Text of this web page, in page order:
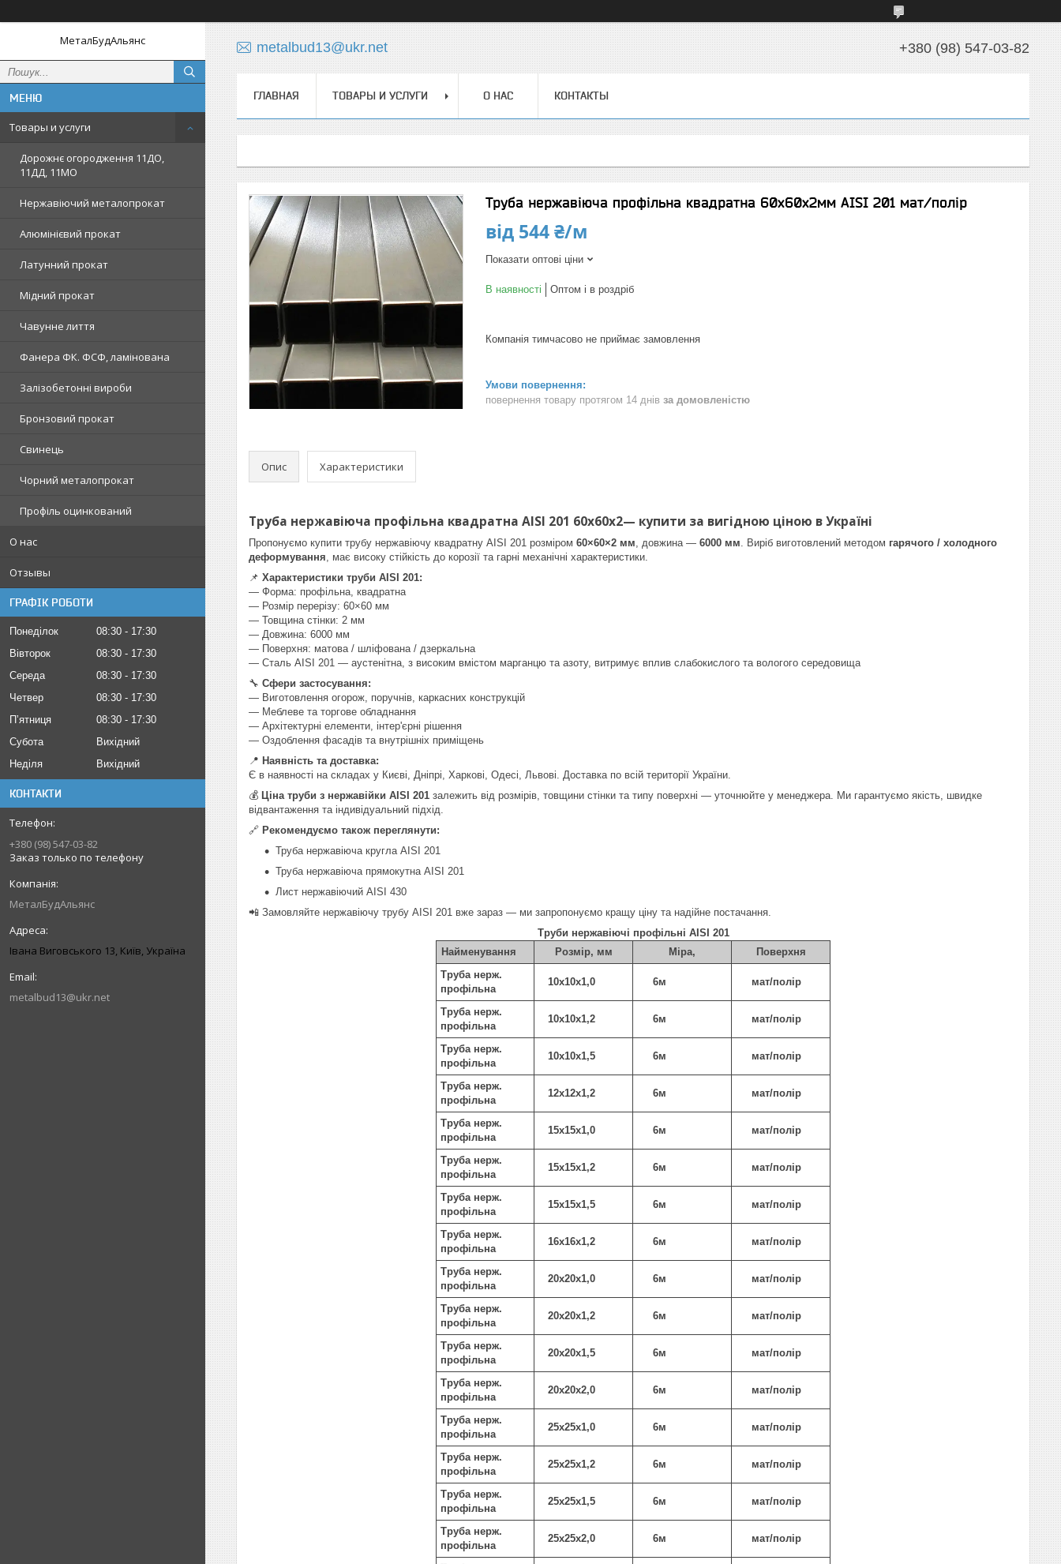
МеталБудАльянс
Товары и услуги
Дорожнє огородження 11ДО,
11ДД, 11МО
Нержавіючий металопрокат
Алюмінієвий прокат
Латунний прокат
Мідний прокат
Чавунне лиття
Фанера ФК. ФСФ, ламінована
Залізобетонні вироби
Бронзовий прокат
Свинець
Чорний металопрокат
Профіль оцинкований
О нас
Отзывы
ГРАФІК РОБОТИ
Понеділок 08:30
17:30
Вівторок
08:30
17:30
Середа
08:30
17:30
Четвер
08:30
17:30
Пʼятниця
08:30
17:30
Субота
Вихідний
Неділя
Вихідний
КОНТАКТИ
+380 (98) 547-03-82
Заказ только по телефону
МеталБудАльянс
Івана Виговського 13, Київ, Україна
metalbud13@ukr.net
metalbud13@ukr.net +380 (98) 547-03-82
ГЛАВНАЯ ТОВАРЫ И УСЛУГИ О НАС КОНТАКТЫ
Труба нержавіюча профільна квадратна 60х60х2мм AISI 201 мат/полір
від 544 ₴/м
Показати оптові ціни
В наявності Оптом і в роздріб
Компанія тимчасово не приймає замовлення
повернення товару протягом 14 днів за домовленістю
Опис Характеристики
Труба нержавіюча профільна квадратна AISI 201 60х60х2— купити за вигідною ціною в Україні
Пропонуємо купити трубу нержавіючу квадратну AISI 201 розміром 60×60×2 мм, довжина — 6000 мм. Виріб виготовлений методом гарячого / холодного
деформування, має високу стійкість до корозії та гарні механічні характеристики.
📌 Характеристики труби AISI 201:
— Форма: профільна, квадратна
— Розмір перерізу: 60×60 мм
— Товщина стінки: 2 мм
— Довжина: 6000 мм
— Поверхня: матова / шліфована / дзеркальна
— Сталь AISI 201 — аустенітна, з високим вмістом марганцю та азоту, витримує вплив слабокислого та вологого середовища
🔧 Сфери застосування:
— Виготовлення огорож, поручнів, каркасних конструкцій
— Меблеве та торгове обладнання
— Архітектурні елементи, інтер'єрні рішення
— Оздоблення фасадів та внутрішніх приміщень
📍 Наявність та доставка:
Є в наявності на складах у Києві, Дніпрі, Харкові, Одесі, Львові. Доставка по всій території України.
💰 Ціна труби з нержавійки AISI 201 залежить від розмірів, товщини стінки та типу поверхні — уточнюйте у менеджера. Ми гарантуємо якість, швидке
відвантаження та індивідуальний підхід.
🔗 Рекомендуємо також переглянути:
Труба нержавіюча кругла AISI 201
Труба нержавіюча прямокутна AISI 201
Лист нержавіючий AISI 430
📲 Замовляйте нержавіючу трубу AISI 201 вже зараз — ми запропонуємо кращу ціну та надійне постачання.
Труби нержавіючі профільні AISI 201
Найменування
Розмір, мм Міра,
Поверхня
Труба нерж.
профільна
10х10х1,0 6м мат/полір
Труба нерж.
профільна
10х10х1,2 6м мат/полір
Труба нерж.
профільна
10х10х1,5 6м мат/полір
Труба нерж.
профільна
12х12х1,2 6м мат/полір
Труба нерж.
профільна
15х15х1,0 6м мат/полір
Труба нерж.
профільна
15х15х1,2 6м мат/полір
Труба нерж.
профільна
15х15х1,5 6м мат/полір
Труба нерж.
профільна
16х16х1,2 6м мат/полір
Труба нерж.
профільна
20х20х1,0 6м мат/полір
Труба нерж.
профільна
20х20х1,2 6м мат/полір
Труба нерж.
профільна
20х20х1,5 6м мат/полір
Труба нерж.
профільна
20х20х2,0 6м мат/полір
Труба нерж.
профільна
25х25х1,0 6м мат/полір
Труба нерж.
профільна
25х25х1,2 6м мат/полір
Труба нерж.
профільна
25х25х1,5 6м мат/полір
Труба нерж.
профільна
25х25х2,0 6м мат/полір